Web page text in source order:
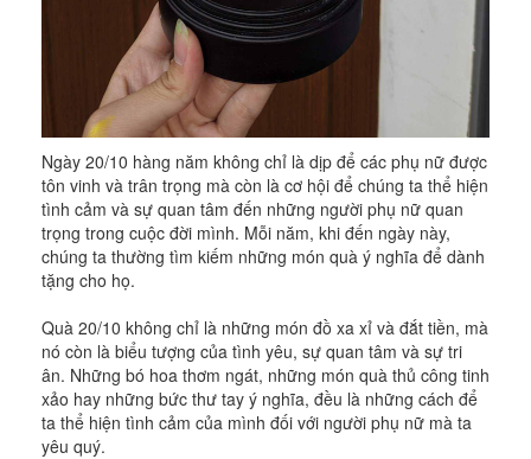
Ngày 20/10 hàng năm không chỉ là dịp để các phụ nữ được
tôn vinh và trân trọng mà còn là cơ hội để chúng ta thể hiện
tình cảm và sự quan tâm đến những người phụ nữ quan
trọng trong cuộc đời mình. Mỗi năm, khi đến ngày này,
chúng ta thường tìm kiếm những món quà ý nghĩa để dành
tặng cho họ.
Quà 20/10 không chỉ là những món đồ xa xỉ và đắt tiền, mà
nó còn là biểu tượng của tình yêu, sự quan tâm và sự tri
ân. Những bó hoa thơm ngát, những món quà thủ công tinh
xảo hay những bức thư tay ý nghĩa, đều là những cách để
ta thể hiện tình cảm của mình đối với người phụ nữ mà ta
yêu quý.